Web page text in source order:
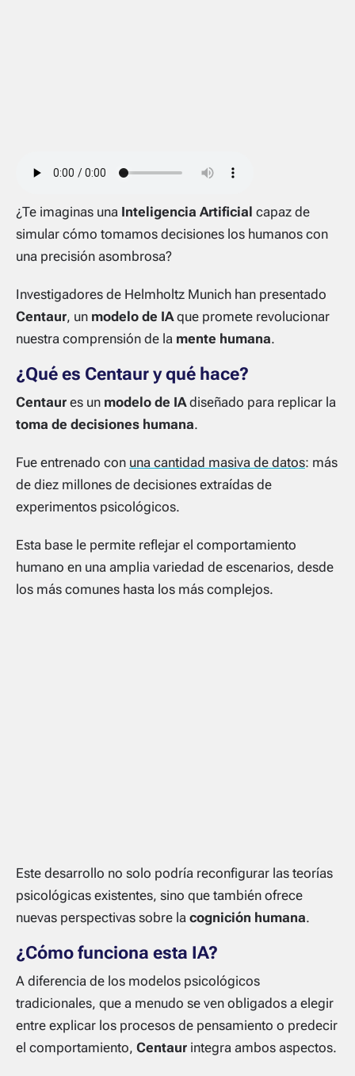
¿Te imaginas una Inteligencia Artificial capaz de
simular cómo tomamos decisiones los humanos con
una precisión asombrosa?
Investigadores de Helmholtz Munich han presentado
Centaur, un modelo de IAque promete revolucionar
nuestra comprensión de la mente humana.
¿Qué es Centaur y qué hace?
Centaur es un modelo de IAdiseñado para replicar la
toma de decisiones humana.
Fue entrenado con una cantidad masiva de datos: más
de diez millones de decisiones extraídas de
experimentos psicológicos.
Esta base le permite reflejar el comportamiento
humano en una amplia variedad de escenarios, desde
los más comunes hasta los más complejos.
Este desarrollo no solo podría reconfigurar las teorías
psicológicas existentes, sino que también ofrece
nuevas perspectivas sobre la cognición humana.
¿Cómo funciona esta IA?
A diferencia de los modelos psicológicos
tradicionales, que a menudo se ven obligados a elegir
entre explicar los procesos de pensamiento o predecir
el comportamiento, Centaur integra ambos aspectos.